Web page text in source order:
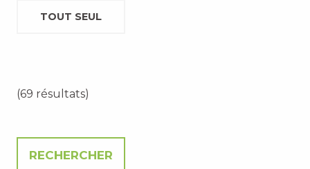
TOUT SEUL
(69 résultats)